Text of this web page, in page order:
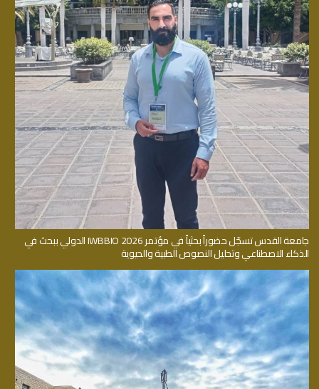
جامعة القدس تسجّل حضوراً بحثياً في مؤتمر IWBBIO 2026 الدولي ببحث في
الذكاء الاصطناعي وتحليل النصوص الطبية والحيوية